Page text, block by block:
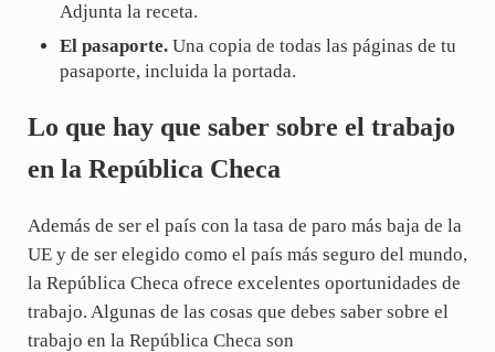
Adjunta la receta.
El pasaporte.Una copia de todas las páginas de tu
pasaporte, incluida la portada.
Lo que hay que saber sobre el trabajo
en la República Checa
Además de ser el país con la tasa de paro más baja de la
UE y de ser elegido como el país más seguro del mundo,
la República Checa ofrece excelentes oportunidades de
trabajo. Algunas de las cosas que debes saber sobre el
trabajo en la República Checa son